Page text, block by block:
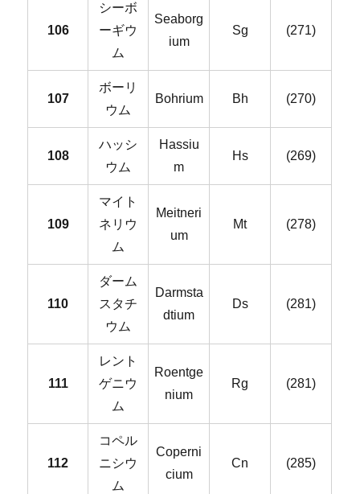
106
シーボ
ーギウ
ム
Seaborg
ium
Sg (271)
107
ボーリ
ウム
Bohrium Bh (270)
108
ハッシ
ウム
Hassiu
m
Hs (269)
109
マイト
ネリウ
ム
Meitneri
um
Mt (278)
110
ダーム
スタチ
ウム
Darmsta
dtium
Ds (281)
111
レント
ゲニウ
ム
Roentge
nium
Rg (281)
112
コペル
ニシウ
ム
Coperni
cium
Cn (285)